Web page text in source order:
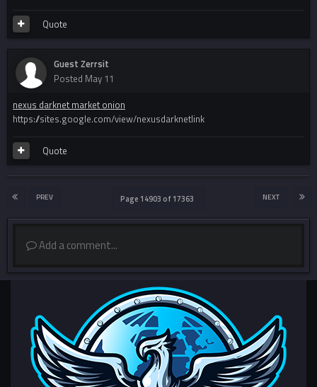
Quote
Guest Zerrsit
Posted May 11
nexus darknet market onion
https://sites.google.com/view/nexusdarknetlink
Quote
PREV NEXT
Page 14903 of 17363
Add a comment...